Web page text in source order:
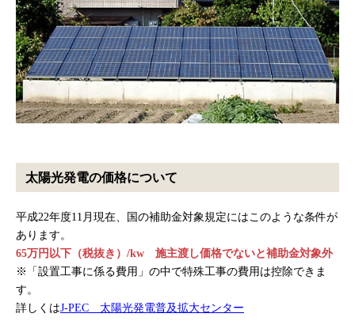
太陽光発電の価格について
平成22年度11月現在、国の補助金対象規定にはこのような条件が
あります。
65万円以下（税抜き）/kw 施主渡し価格でないと補助金対象外
※「設置工事に係る費用」の中で特殊工事の費用は控除できま
す。
詳しくはJ-PEC 太陽光発電普及拡大センター